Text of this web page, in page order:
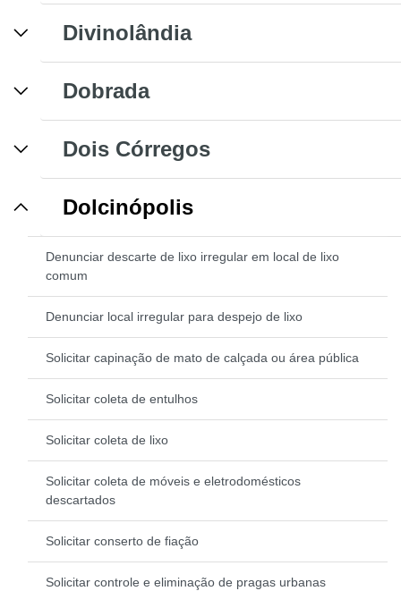
Divinolândia
Dobrada
Dois Córregos
Dolcinópolis
Denunciar descarte de lixo irregular em local de lixo
comum
Denunciar local irregular para despejo de lixo
Solicitar capinação de mato de calçada ou área pública
Solicitar coleta de entulhos
Solicitar coleta de lixo
Solicitar coleta de móveis e eletrodomésticos
descartados
Solicitar conserto de fiação
Solicitar controle e eliminação de pragas urbanas